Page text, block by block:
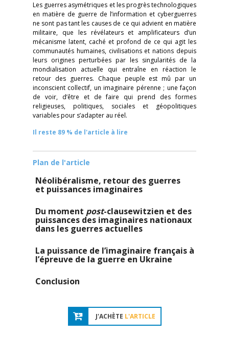
Les guerres asymétriques et les progrès technologiques
en matière de guerre de l’information et cyberguerres
ne sont pas tant les causes de ce qui advient en matière
militaire, que les révélateurs et amplificateurs d’un
mécanisme latent, caché et profond de ce qui agit les
communautés humaines, civilisations et nations depuis
leurs origines perturbées par les singularités de la
mondialisation actuelle qui entraîne en réaction le
retour des guerres. Chaque peuple est mû par un
inconscient collectif, un imaginaire pérenne ; une façon
de voir, d’être et de faire qui prend des formes
religieuses, politiques, sociales et géopolitiques
variables pour s’adapter au réel.
Il reste 89 % de l'article à lire
Plan de l'article
Néolibéralisme, retour des guerres
et puissances imaginaires
Du moment post-clausewitzien et des
puissances des imaginaires nationaux
dans les guerres actuelles
La puissance de l’imaginaire français à
l’épreuve de la guerre en Ukraine
Conclusion
J'ACHÈTE L'ARTICLE